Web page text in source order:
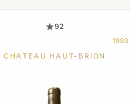
92
1993
CHATEAU HAUT-BRION